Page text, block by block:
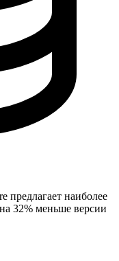
предлагает наиболее
32% меньше версии